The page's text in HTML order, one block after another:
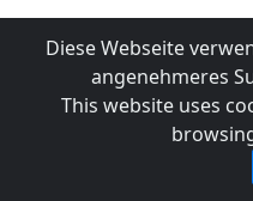
Diese Webseite
angenehmeres
This website uses